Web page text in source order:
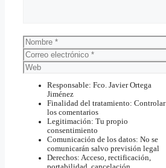
Nombre
Correo
electrónico
Web
Responsable: Fco. Javier Ortega
Jiménez
Finalidad del tratamiento: Controlar
los comentarios
Legitimación: Tu propio
consentimiento
Comunicación de los datos: No se
comunicarán salvo previsión legal
Derechos: Acceso, rectificación,